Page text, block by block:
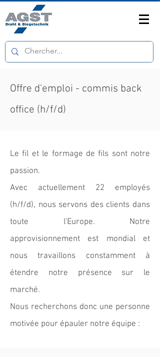
Offre d'emploi - commis back
office (h/f/d)
Le fil et le formage de fils sont notre
passion.
Avec actuellement 22 employés
(h/f/d), nous servons des clients dans
toute l'Europe. Notre
approvisionnement est mondial et
nous travaillons constamment à
étendre notre présence sur le
marché.
Nous recherchons donc une personne
motivée pour épauler notre équipe :